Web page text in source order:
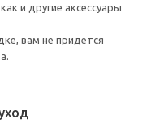
и другие аксессуары
вам не придется